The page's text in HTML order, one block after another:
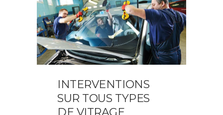
INTERVENTIONS
SUR TOUS TYPES